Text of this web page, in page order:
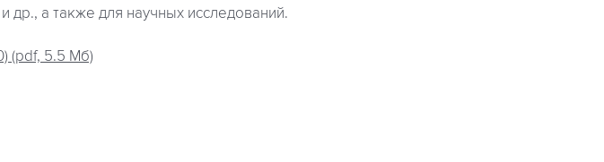
др., а также для научных исследований.
(pdf, 5.5 Мб)